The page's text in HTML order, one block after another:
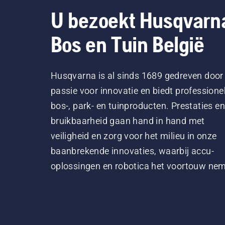
U bezoekt
Bos en Tuin België
Husqvarna is al sinds 1689 gedreven door
passie voor innovatie en biedt
bos-, park- en tuinproducten. Prestaties en
bruikbaarheid gaan hand in hand met
veiligheid en zorg voor het milieu in onze
baanbrekende innovaties, waarbij accu-
oplossingen en robotica het voortouw